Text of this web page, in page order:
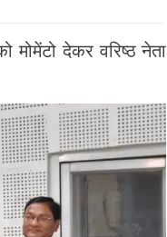
मोमेंटो देकर वरिष्ठ नेता